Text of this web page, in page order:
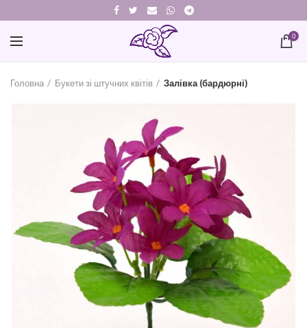
0
Головна Букети зі штучних квітів Залівка (бардюрні)